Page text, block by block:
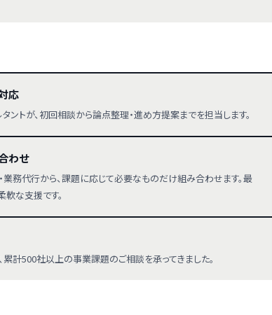
応
ントが、初回相談から論点整理・進め方提案までを担当します。
わせ
業務代行から、課題に応じて必要なものだけ組み合わせます。最
軟な支援です。
累計500社以上の事業課題のご相談を承ってきました。